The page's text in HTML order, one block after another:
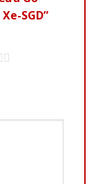
SGD”